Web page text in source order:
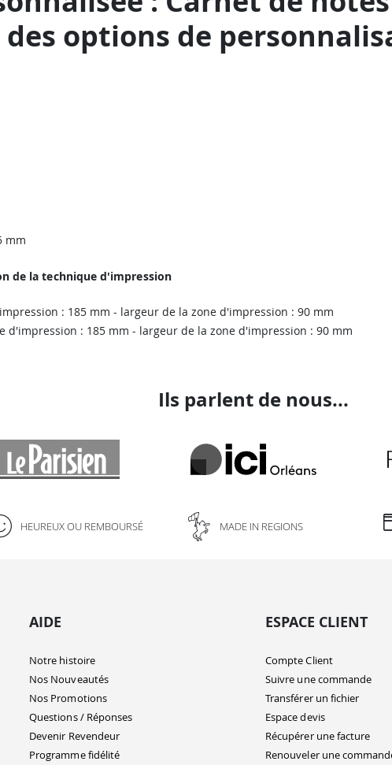
options de
mm
de la technique d'impression
: 185 mm - largeur de la zone d'impression : 90 mm
d'impression : 185 mm - largeur de la zone d'impression : 90 mm
Ils parlent de nous...
HEUREUX OU REMBOURSÉ MADE IN REGIONS
AIDE
Notre histoire
Nos Nouveautés
Nos Promotions
Questions / Réponses
Devenir Revendeur
Programme fidélité
ESPACE CLIENT
Compte Client
Suivre une commande
Transférer un fichier
Espace devis
Récupérer une facture
Renouveler une